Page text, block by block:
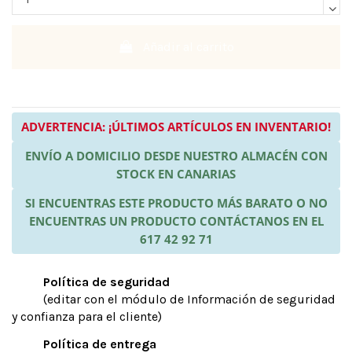
ADVERTENCIA: ¡ÚLTIMOS ARTÍCULOS EN INVENTARIO!
ENVÍO A DOMICILIO DESDE NUESTRO ALMACÉN CON
STOCK EN CANARIAS
SI ENCUENTRAS ESTE PRODUCTO MÁS BARATO O NO
ENCUENTRAS UN PRODUCTO CONTÁCTANOS EN EL
617 42 92 71
Política de seguridad
(editar con el módulo de Información de seguridad
y confianza para el cliente)
Política de entrega